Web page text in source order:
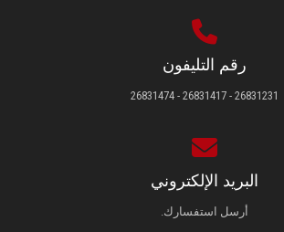
رقم التليفون
26831231 - 26831417 - 26831474
البريد الإلكتروني
أرسل استفسارك.